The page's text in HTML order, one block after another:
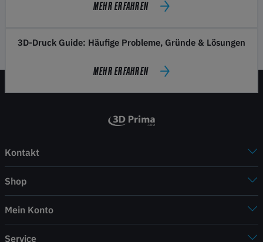
MEHR ERFAHREN
3D-Druck Guide: Häufige Probleme, Gründe & Lösungen
MEHR ERFAHREN
Kontakt
Shop
Mein Konto
Service